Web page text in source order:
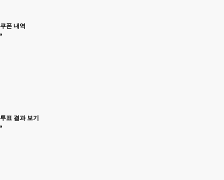
쿠폰 내역
투표 결과 보기